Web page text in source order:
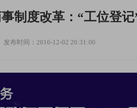
制度改革：“工位登
发布时间：2016-12-02 20:31:00